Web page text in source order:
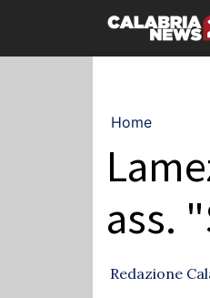
Home
ass.
Redazione